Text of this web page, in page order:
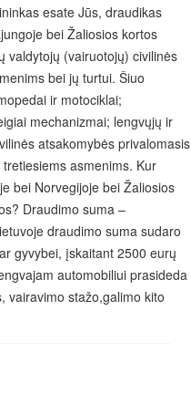
esate Jūs, draudikas
bei Žaliosios kortos
valdytojų (vairuotojų) civilinės
bei jų turtui. Šiuo
ir motociklai;
mechanizmai; lengvųjų ir
atsakomybės privalomasis
asmenims. Kur
bei Norvegijoje bei Žaliosios
Draudimo suma –
draudimo suma sudaro
gyvybei, įskaitant 2500 eurų
automobiliui prasideda
vairavimo stažo,galimo kito